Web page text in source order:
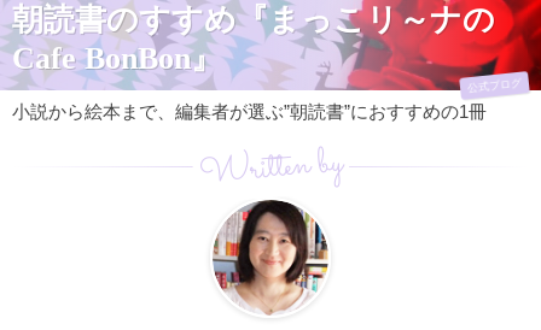
朝読書のすすめ『まっこリ～ナの
Cafe BonBon』
公式ブログ
小説から絵本まで、編集者が選ぶ”朝読書”におすすめの1冊
Written by